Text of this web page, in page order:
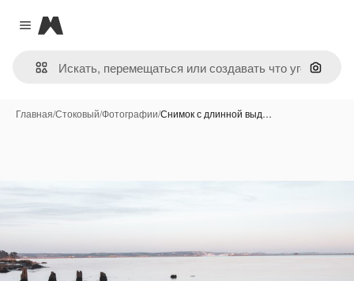
Close menu
Magnific
Поиск
Главная/Стоковый/Фотографии/Снимок с длинной выд…